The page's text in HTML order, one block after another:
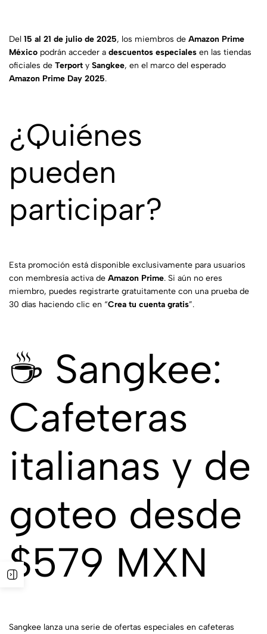
Del 15 al 21 de julio de 2025, los miembros de Amazon Prime
México podrán acceder a descuentos especiales en las tiendas
oficiales de Terport y Sangkee, en el marco del esperado
Amazon Prime Day 2025.
¿Quiénes
pueden
participar?
Esta promoción está disponible exclusivamente para usuarios
con membresía activa de Amazon Prime. Si aún no eres
miembro, puedes registrarte gratuitamente con una prueba de
30 días haciendo clic en “Crea tu cuenta gratis”.
☕ Sangkee:
Cafeteras
italianas y de
goteo desde
$579 MXN
Sangkee lanza una serie de ofertas especiales en cafeteras